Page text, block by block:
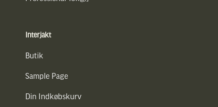
Interjakt
Butik
Sample Page
Din Indkøbskurv